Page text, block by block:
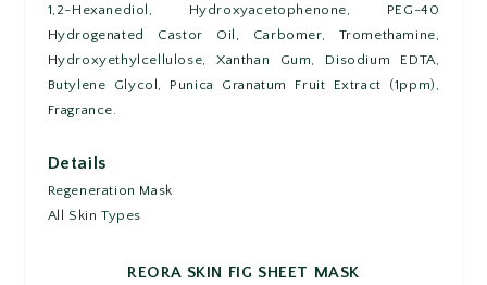
1,2-Hexanediol, Hydroxyacetophenone, PEG-40
Hydrogenated Castor Oil, Carbomer, Tromethamine,
Hydroxyethylcellulose, Xanthan Gum, Disodium EDTA,
Butylene Glycol, Punica Granatum Fruit Extract (1ppm),
Fragrance.
Details
Regeneration Mask
All Skin Types
REORA SKIN FIG SHEET MASK